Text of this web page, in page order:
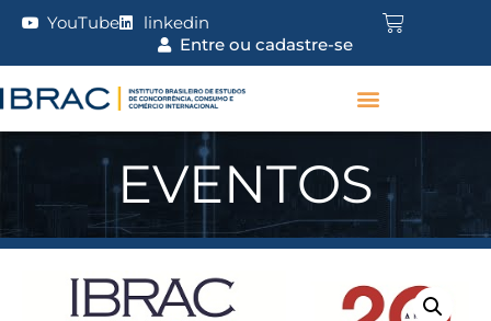
YouTube
linkedin
Entre ou cadastre-se
EVENTOS